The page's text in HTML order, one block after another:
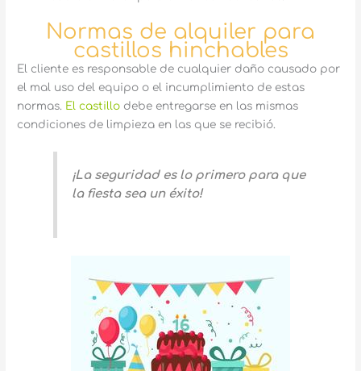
Normas de alquiler para
castillos hinchables
El cliente es responsable de cualquier daño causado por
el mal uso del equipo o el incumplimiento de estas
normas. El castillo debe entregarse en las mismas
condiciones de limpieza en las que se recibió.
¡La seguridad es lo primero para que
la fiesta sea un éxito!